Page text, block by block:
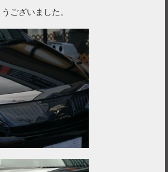
ございました。